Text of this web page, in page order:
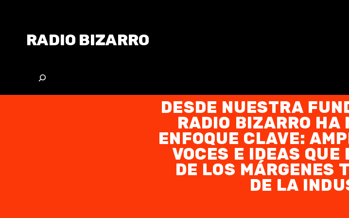
RADIO BIZARRO
DESDE NUESTRA
RADIO BIZARRO HA
ENFOQUE CLAVE:
VOCES E IDEAS
DE LOS MÁRGENES
DE LA